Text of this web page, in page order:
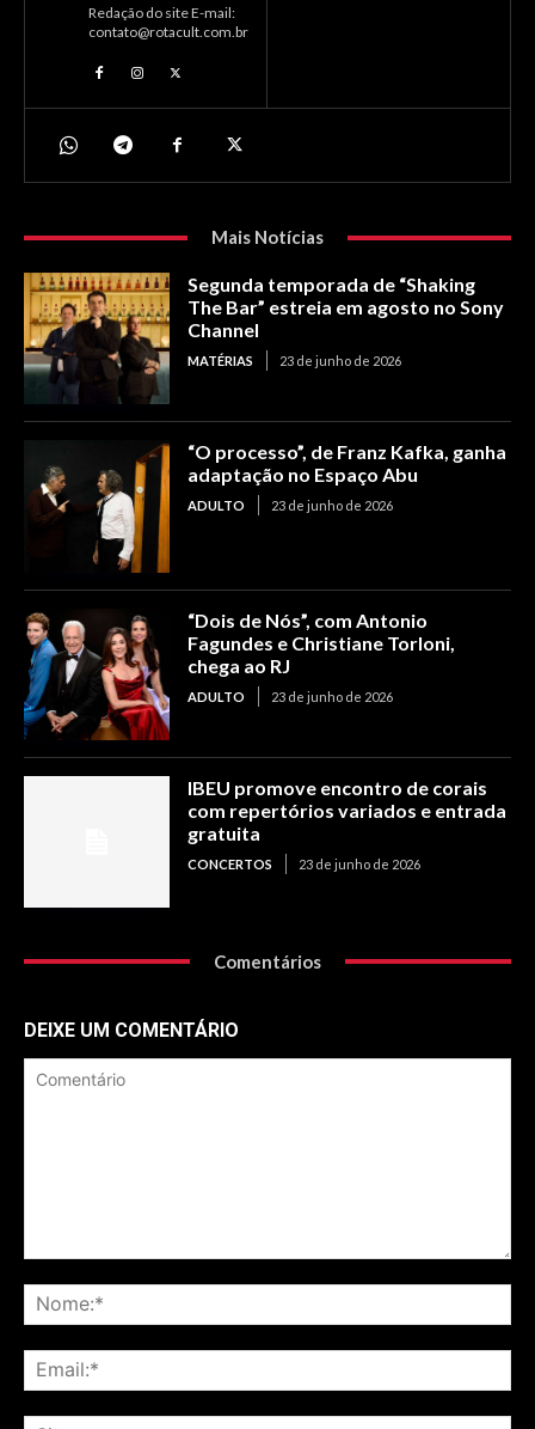
Redação do site E-mail:
contato@rotacult.com.br
Mais Notícias
Segunda temporada de “Shaking
The Bar” estreia em agosto no Sony
Channel
MATÉRIAS 23 de junho de 2026
“O processo”, de Franz Kafka, ganha
adaptação no Espaço Abu
ADULTO 23 de junho de 2026
“Dois de Nós”, com Antonio
Fagundes e Christiane Torloni,
chega ao RJ
ADULTO 23 de junho de 2026
IBEU promove encontro de corais
com repertórios variados e entrada
gratuita
CONCERTOS 23 de junho de 2026
Comentários
DEIXE UM COMENTÁRIO